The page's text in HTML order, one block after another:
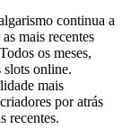
continua a
mais recentes
os meses,
slots online.
mais
por atrás
recentes.